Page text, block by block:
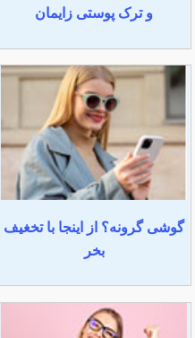
و ترک پوستی زایمان
گوشی گرونه؟ از اینجا با تخغیف
بخر